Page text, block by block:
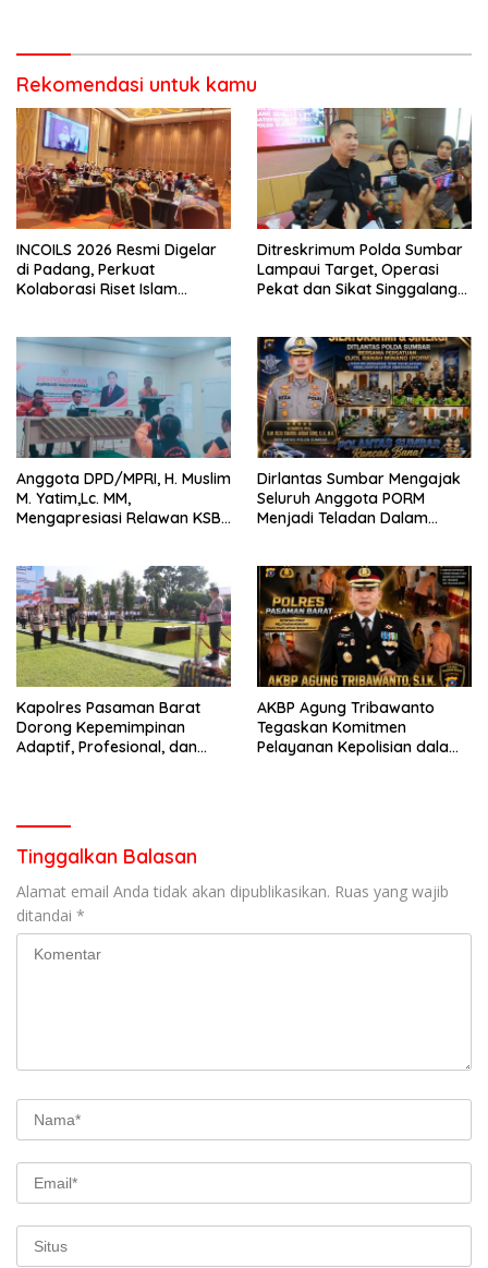
Rekomendasi untuk kamu
INCOILS 2026 Resmi Digelar
di Padang, Perkuat
Kolaborasi Riset Islam
Ditreskrimum Polda Sumbar
Lampaui Target, Operasi
Pekat dan Sikat Singgalang
Anggota DPD/MPRI, H. Muslim
M. Yatim,Lc. MM,
Mengapresiasi Relawan KSB
Bencana
Dirlantas Sumbar Mengajak
Seluruh Anggota PORM
Menjadi Teladan Dalam
Perlengkapan Keselamatan
Berkendara
Kapolres Pasaman Barat
Dorong Kepemimpinan
Adaptif, Profesional, dan
AKBP Agung Tribawanto
Tegaskan Komitmen
Pelayanan Kepolisian dalam
Tinggalkan Balasan
Alamat email Anda tidak akan dipublikasikan. Ruas yang wajib
ditandai *